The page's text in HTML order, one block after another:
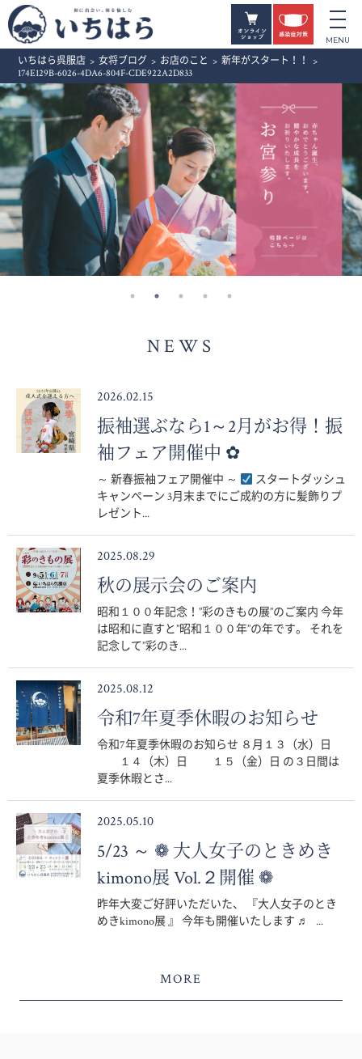
いちはら呉服店 > 女将ブログ > お店のこと > 新年がスタート！！
>
174E129B-6026-4DA6-804F-CDE922A2D833
NEWS
2026.02.15
振袖選ぶなら1～2月がお得！振
袖フェア開催中 ✿
～ 新春振袖フェア開催中 ～
スタートダッシュ
キャンペーン 3月末までにご成約の方に髪飾りプ
レゼント...
2025.08.29
秋の展示会のご案内
昭和１００年記念！”彩のきもの展”のご案内 今年
は昭和に直すと”昭和１００年”の年です。 それを
記念して”彩のき...
2025.08.12
令和7年夏季休暇のお知らせ
令和7年夏季休暇のお知らせ ８月１３（水）日
１４（木）日 １５（金）日 の３日間は
夏季休暇とさ...
2025.05.10
5/23 ～ ❁ 大人女子のときめき
kimono展 Vol.２開催 ❁
昨年大変ご好評いただいた、 『大人女子のとき
めきkimono展 』 今年も開催いたします ♬ ...
MORE